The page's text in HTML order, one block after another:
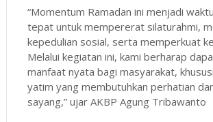
“Momentum Ramadan ini menjadi
tepat untuk mempererat silaturahmi,
kepedulian sosial, serta memperkuat
Melalui kegiatan ini, kami berharap
manfaat nyata bagi masyarakat,
yatim yang membutuhkan perhatian
sayang,” ujar AKBP Agung Tribawanto